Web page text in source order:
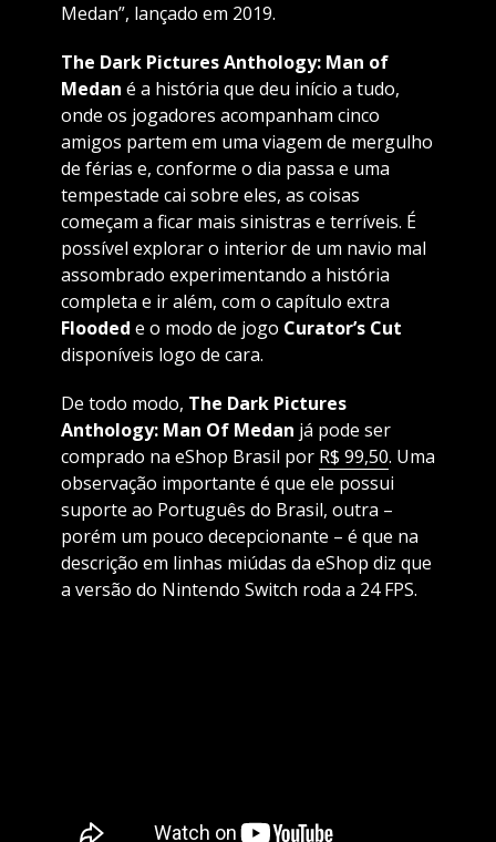
Medan”, lançado em 2019.
The Dark Pictures Anthology: Man of
Medan é a história que deu início a tudo,
onde os jogadores acompanham cinco
amigos partem em uma viagem de mergulho
de férias e, conforme o dia passa e uma
tempestade cai sobre eles, as coisas
começam a ficar mais sinistras e terríveis. É
possível explorar o interior de um navio mal
assombrado experimentando a história
completa e ir além, com o capítulo extra
Flooded e o modo de jogo Curator’s Cut
disponíveis logo de cara.
De todo modo, The Dark Pictures
Anthology: Man Of Medan já pode ser
comprado na eShop Brasil por R$ 99,50. Uma
observação importante é que ele possui
suporte ao Português do Brasil, outra –
porém um pouco decepcionante – é que na
descrição em linhas miúdas da eShop diz que
a versão do Nintendo Switch roda a 24 FPS.